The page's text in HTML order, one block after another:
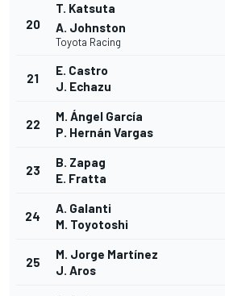
20
T. Katsuta
A. Johnston
Toyota Racing
21
E. Castro
J. Echazu
22
M. Ángel García
P. Hernán Vargas
23
B. Zapag
E. Fratta
24
A. Galanti
M. Toyotoshi
25
M. Jorge Martínez
J. Aros